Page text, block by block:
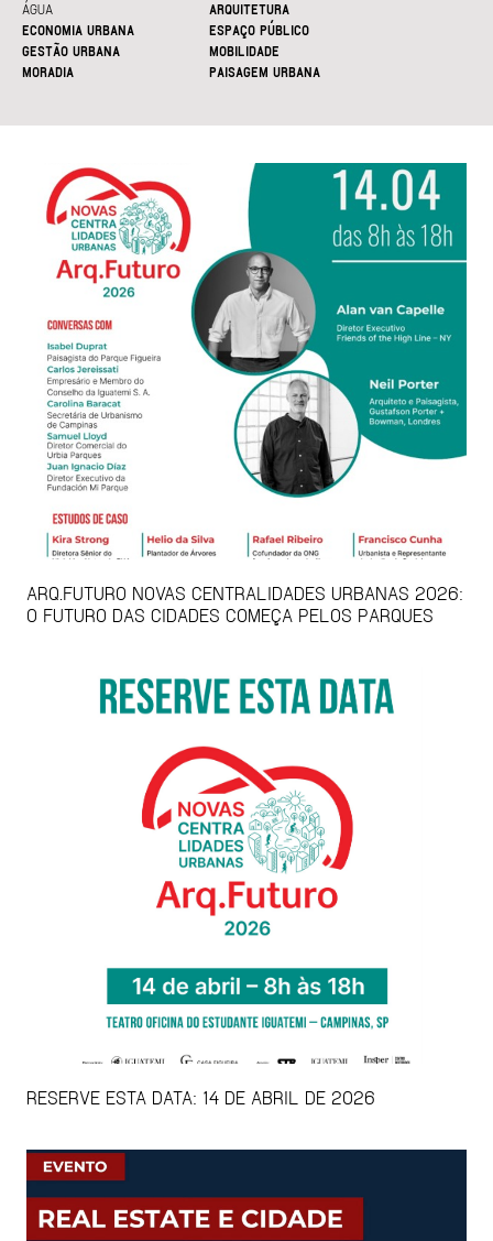
ÁGUA
ARQUITETURA
ECONOMIA URBANA
ESPAÇO PÚBLICO
GESTÃO URBANA
MOBILIDADE
MORADIA
PAISAGEM URBANA
ARQ.FUTURO NOVAS CENTRALIDADES URBANAS 2026:
O FUTURO DAS CIDADES COMEÇA PELOS PARQUES
RESERVE ESTA DATA: 14 DE ABRIL DE 2026